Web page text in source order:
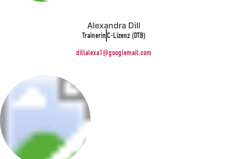
Alexandra Dill
TrainerinC-Lizenz (DTB)
dillalexa1@googlemail.com